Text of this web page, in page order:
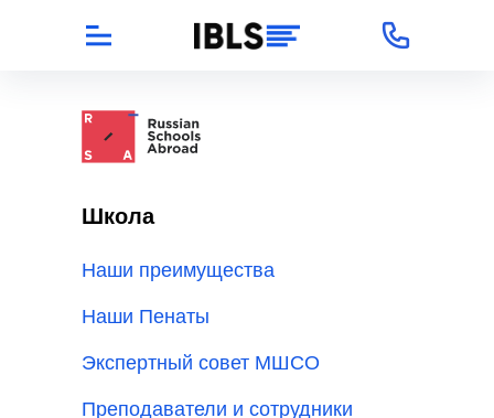
Школа
Наши преимущества
Наши Пенаты
Экспертный совет МШСО
Преподаватели и сотрудники